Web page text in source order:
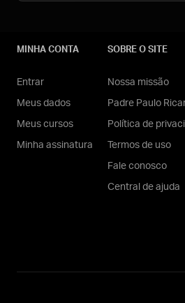
MINHA CONTA
Entrar
Meus dados
Meus cursos
Minha assinatura
SOBRE O SITE
Nossa missão
Padre Paulo
Política de
Termos de uso
Fale conosco
Central de ajuda